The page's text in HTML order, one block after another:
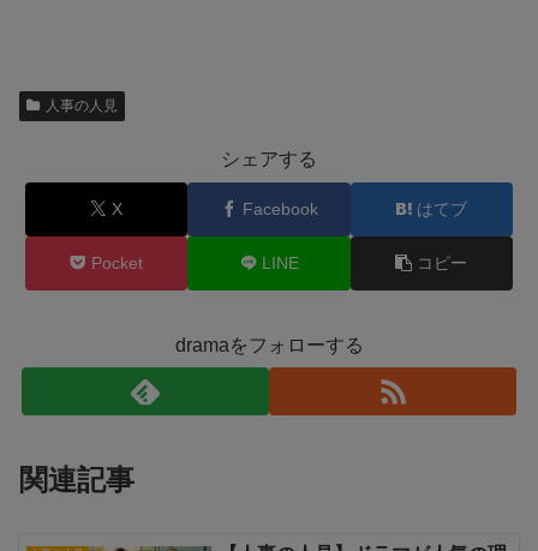
人事の人見
シェアする
X Facebook はてブ
Pocket LINE コピー
dramaをフォローする
関連記事